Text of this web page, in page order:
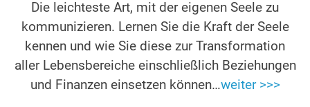
Die leichteste Art, mit der eigenen Seele zu
kommunizieren. Lernen Sie die Kraft der Seele
kennen und wie Sie diese zur Transformation
aller Lebensbereiche einschließlich Beziehungen
und Finanzen einsetzen können…weiter >>>